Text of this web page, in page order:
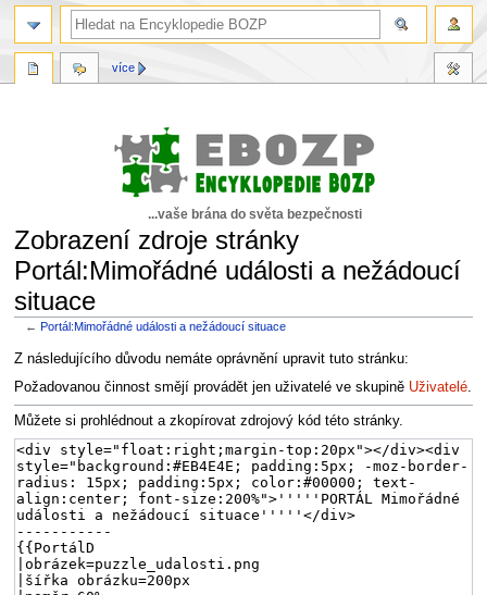
...vaše brána do světa bezpečnosti
Zobrazení zdroje stránky
Portál:Mimořádné události a nežádoucí
situace
← Portál:Mimořádné události a nežádoucí situace
Skočit
na
Skočit
na
Z následujícího důvodu nemáte oprávnění upravit tuto stránku:
Požadovanou činnost smějí provádět jen uživatelé ve skupině Uživatelé.
Můžete si prohlédnout a zkopírovat zdrojový kód této stránky.
více